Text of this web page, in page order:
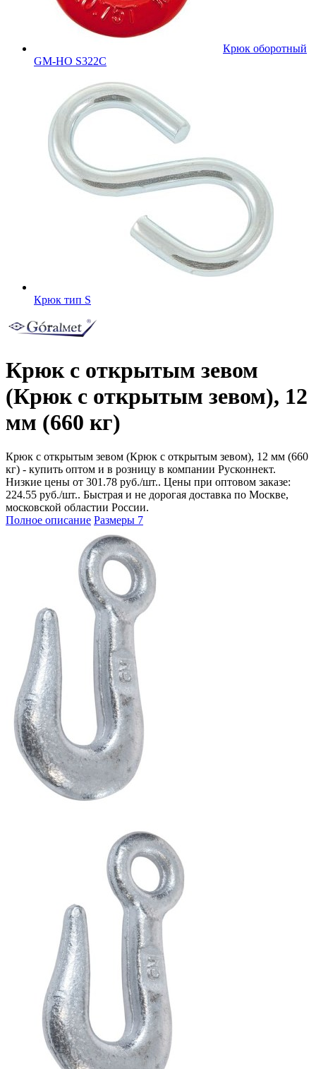
Крюк оборотный
GM-HO S322C
Крюк тип S
Крюк с открытым зевом
(Крюк с открытым зевом), 12
мм (660 кг)
Крюк с открытым зевом (Крюк с открытым зевом), 12 мм (660
кг) - купить оптом и в розницу в компании Русконнект.
Низкие цены от 301.78 руб./шт.. Цены при оптовом заказе:
224.55 руб./шт.. Быстрая и не дорогая доставка по Москве,
московской областии России.
Полное описание Размеры 7